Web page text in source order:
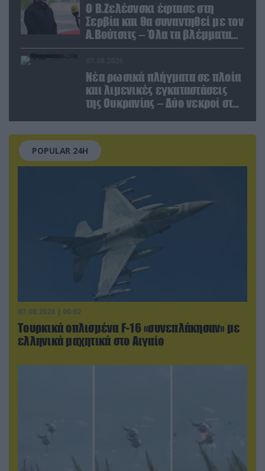
Ο Β.Ζελέσνσκι έφτασε στη
Σερβία και θα συναντηθεί με τον
Α.Βούτσιτς – Όλα τα βλέμματα
στις σχέσεις με τη Ρωσία
Νέα ρωσικά πλήγματα σε πλοία
και λιμενικές εγκαταστάσεις
της Ουκρανίας – Δύο νεκροί στην
POPULAR 24H
07.08.2026 | 00:02
Τουρκικά οπλισμένα F-16 «συνεπλάκησαν» με
ελληνικά μαχητικά στο Αιγαίο